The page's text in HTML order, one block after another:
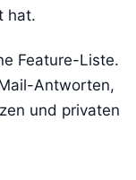
hat.
Feature-Liste.
Antworten,
und privaten